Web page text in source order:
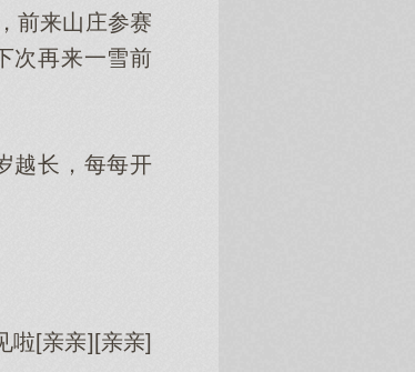
前来山庄参赛
次再来一雪前
越长，每每开
啦[亲亲][亲亲]